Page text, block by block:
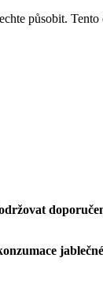
působit.